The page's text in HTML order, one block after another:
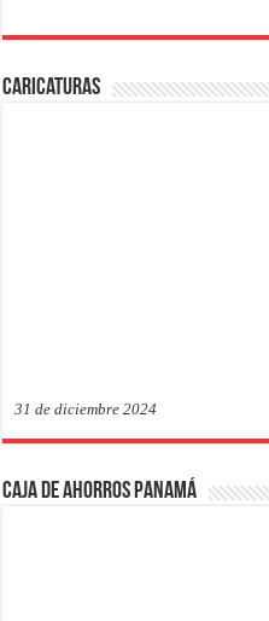
Caricaturas
31 de diciembre 2024
Caja de Ahorros Panamá